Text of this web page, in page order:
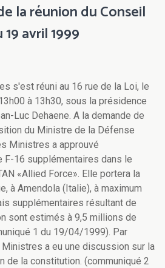
la réunion du Conseil
avril 1999
s'est réuni au 16 rue de la Loi, le
à 13h30, sous la présidence
Luc Dehaene. A la demande de
du Ministre de la Défense
Ministres a approuvé
F-16 supplémentaires dans le
«Allied Force». Elle portera la
à Amendola (Italie), à maximum
supplémentaires résultant de
sont estimés à 9,5 millions de
1 du 19/04/1999). Par
a eu une discussion sur la
de la constitution. (communiqué 2